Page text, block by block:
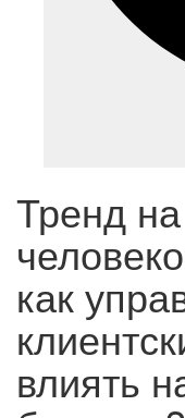
Тренд на
как
влиять